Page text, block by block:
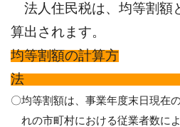
法人住民税は、均等割額
算出されます。
均等割額の計算方
〇均等割額は、事業年度末日現在
れの市町村における従業者数に